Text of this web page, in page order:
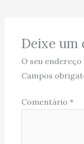
Deixe um
O seu
Campos
Comentário *